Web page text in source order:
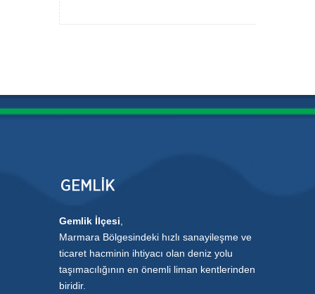
Gemlik İlçesi
Marmara Bölgesindeki hızlı sanayileşme ve
ticaret hacminin ihtiyacı olan deniz yolu
taşımacılığının en önemli liman kentlerinden
biridir.